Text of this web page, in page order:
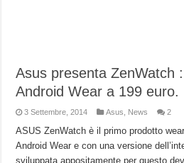
Asus presenta ZenWatch
Android Wear a 199 euro.
3 Settembre, 2014 Asus News 2
ASUS ZenWatch è il primo prodotto
Android Wear e con una versione
sviluppata appositamente per questo